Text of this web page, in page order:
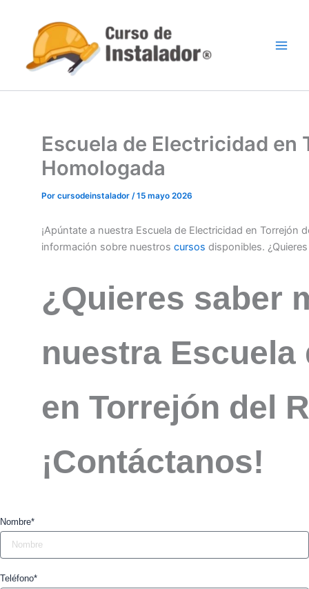
contenido
Escuela de Electricidad en
Homologada
Por cursodeinstalador /15 mayo 2026
¡Apúntate a nuestra Escuela de Electricidad en Torrejón
información sobre nuestros cursos disponibles.
¿Quieres saber
nuestra
en Torrejón del
¡Contáctanos!
Nombre*
Teléfono*